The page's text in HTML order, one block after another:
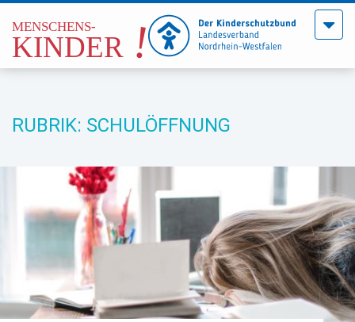
Menü
RUBRIK: SCHULÖFFNUNG